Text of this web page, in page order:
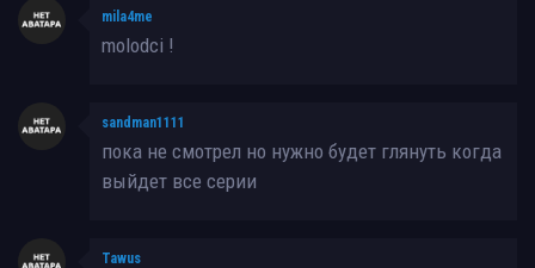
mila4me
molodci !
sandman1111
пока не смотрел но нужно будет глянуть когда
выйдет все серии
Tawus